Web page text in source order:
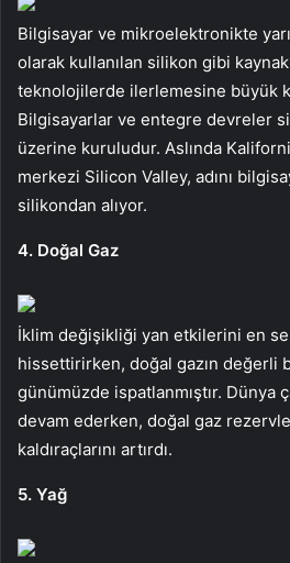
Bilgisayar ve mikroelektronikte
olarak kullanılan silikon gibi
teknolojilerde ilerlemesine büyük
Bilgisayarlar ve entegre devreler
üzerine kuruludur. Aslında
merkezi Silicon Valley, adını
silikondan alıyor.
4. Doğal Gaz
İklim değişikliği yan etkilerini en
hissettirirken, doğal gazın değerli
günümüzde ispatlanmıştır. Dünya
devam ederken, doğal gaz
kaldıraçlarını artırdı.
5. Yağ